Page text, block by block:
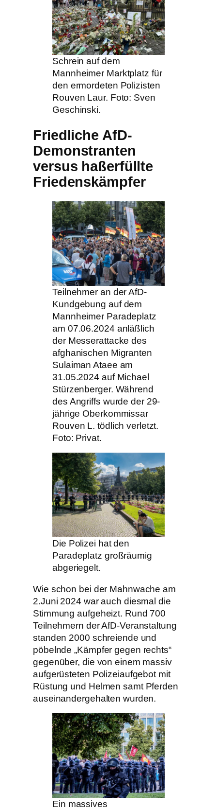
Schrein auf dem
Mannheimer Marktplatz für
den ermordeten Polizisten
Rouven Laur. Foto: Sven
Geschinski.
Friedliche AfD-
Demonstranten
versus haßerfüllte
Friedenskämpfer
Teilnehmer an der AfD-
Kundgebung auf dem
Mannheimer Paradeplatz
am 07.06.2024 anläßlich
der Messerattacke des
afghanischen Migranten
Sulaiman Ataee am
31.05.2024 auf Michael
Stürzenberger. Während
des Angriffs wurde der 29-
jährige Oberkommissar
Rouven L. tödlich verletzt.
Foto: Privat.
Die Polizei hat den
Paradeplatz großräumig
abgeriegelt.
Wie schon bei der Mahnwache am
2.Juni 2024 war auch diesmal die
Stimmung aufgeheizt. Rund 700
Teilnehmern der AfD-Veranstaltung
standen 2000 schreiende und
pöbelnde „Kämpfer gegen rechts“
gegenüber, die von einem massiv
aufgerüsteten Polizeiaufgebot mit
Rüstung und Helmen samt Pferden
auseinandergehalten wurden.
Ein massives